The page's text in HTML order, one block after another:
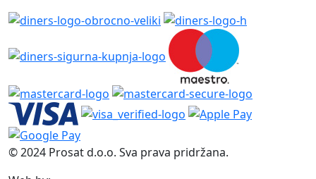
© 2024 Prosat d.o.o. Sva prava pridržana.